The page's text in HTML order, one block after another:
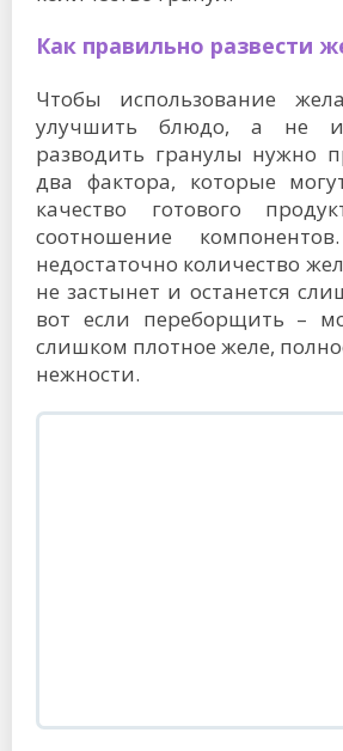
Как правильно развести
Чтобы использование
улучшить блюдо, а не
разводить гранулы нужно
два фактора, которые
качество готового
соотношение
недостаточно количество
не застынет и останется
вот если переборщить –
слишком плотное желе,
нежности.